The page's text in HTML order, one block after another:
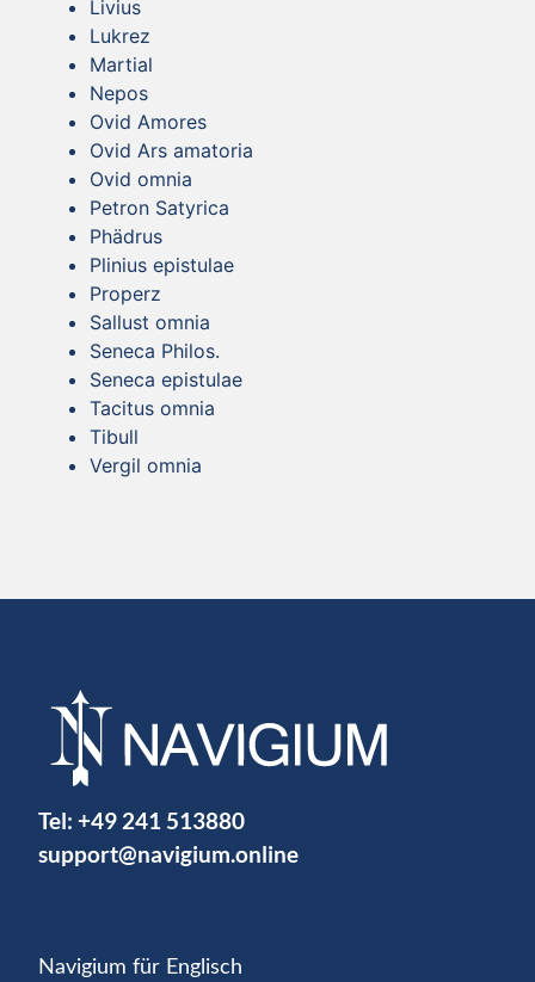
Livius
Lukrez
Martial
Nepos
Ovid Amores
Ovid Ars amatoria
Ovid omnia
Petron Satyrica
Phädrus
Plinius epistulae
Properz
Sallust omnia
Seneca Philos.
Seneca epistulae
Tacitus omnia
Tibull
Vergil omnia
Tel: +49 241 513880
support@navigium.online
Navigium für Englisch